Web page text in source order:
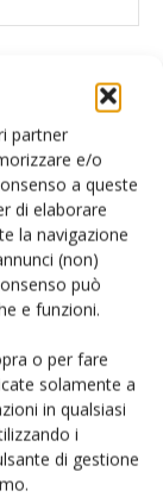
partner
e/o
a queste
di elaborare
la navigazione
(non)
può
e funzioni.
o per fare
solamente a
in qualsiasi
i
di gestione